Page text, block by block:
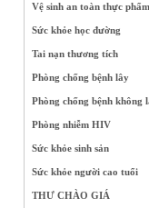
Vệ sinh an toàn thực phẩm
Sức khỏe học đường
Tai nạn thương tích
Phòng chống bệnh lây
Phòng chống bệnh không
Phòng nhiễm HIV
Sức khỏe sinh sản
Sức khỏe người cao tuổi
THƯ CHÀO GIÁ